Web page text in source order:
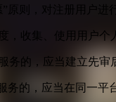
”原则，对注册用户
，收集、使用用户
务的，应当建立先审
务的，应当在同一